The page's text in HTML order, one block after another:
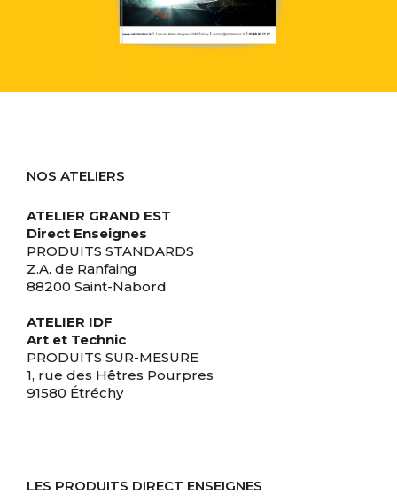
NOS ATELIERS
ATELIER GRAND EST
Direct Enseignes
PRODUITS STANDARDS
Z.A. de Ranfaing
88200 Saint-Nabord
ATELIER IDF
Art et Technic
PRODUITS SUR-MESURE
1, rue des Hêtres Pourpres
91580 Étréchy
LES PRODUITS DIRECT ENSEIGNES